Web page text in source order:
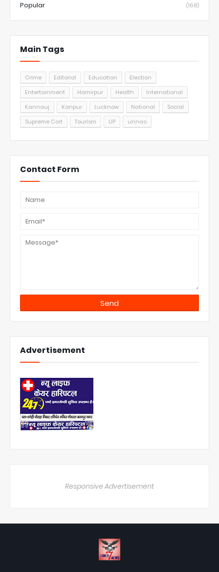
Popular (168)
Main Tags
Crime Editorial Education
Election
Entertainment
Hamirpur Health
International
Kannauj
Kanpur Lucknow National
Social
Supreme Cort
Tourism UP unnao
Contact Form
Advertisement
Responsive Advertisement